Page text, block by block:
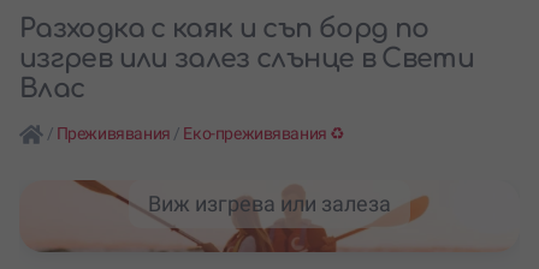
Разходка с каяк и съп борд по
изгрев или залез слънце в Свети
Влас
/ Преживявания / Еко-преживявания ♻️
Виж изгрева или залеза